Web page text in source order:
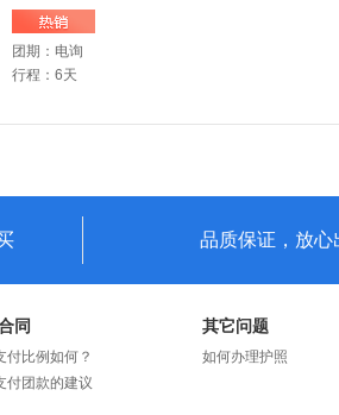
团期：电询
行程：6天
品质保证，放心
同
付比例如何？
付团款的建议
其它问题
如何办理护照